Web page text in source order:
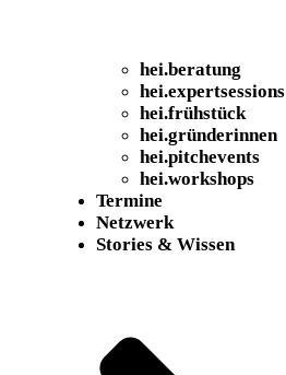
hei.beratung
hei.expertsessions
hei.frühstück
hei.gründerinnen
hei.pitchevents
hei.workshops
Termine
Netzwerk
Stories & Wissen